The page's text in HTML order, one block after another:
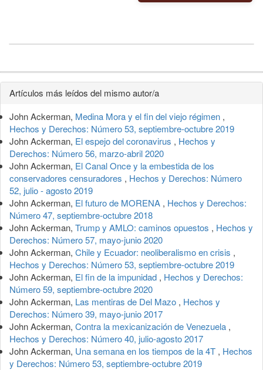
Detalles
del
artículo
Artículos más leídos del mismo autor/a
John Ackerman, Medina Mora y el fin del viejo régimen ,
Hechos y Derechos: Número 53, septiembre-octubre 2019
John Ackerman, El espejo del coronavirus , Hechos y
Derechos: Número 56, marzo-abril 2020
John Ackerman, El Canal Once y la embestida de los
conservadores censuradores , Hechos y Derechos: Número
52, julio - agosto 2019
John Ackerman, El futuro de MORENA , Hechos y Derechos:
Número 47, septiembre-octubre 2018
John Ackerman, Trump y AMLO: caminos opuestos , Hechos y
Derechos: Número 57, mayo-junio 2020
John Ackerman, Chile y Ecuador: neoliberalismo en crisis ,
Hechos y Derechos: Número 53, septiembre-octubre 2019
John Ackerman, El fin de la impunidad , Hechos y Derechos:
Número 59, septiembre-octubre 2020
John Ackerman, Las mentiras de Del Mazo , Hechos y
Derechos: Número 39, mayo-junio 2017
John Ackerman, Contra la mexicanización de Venezuela ,
Hechos y Derechos: Número 40, julio-agosto 2017
John Ackerman, Una semana en los tiempos de la 4T , Hechos
y Derechos: Número 53, septiembre-octubre 2019